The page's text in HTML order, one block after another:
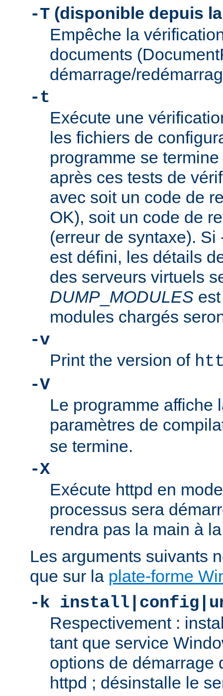
-T (disponible depuis
Empêche la
documents
démarrage/
-t
Exécute une
les fichiers de
programme se
après ces tests de
avec soit un code de
OK), soit un code de
(erreur de syntaxe).
est défini, les détails
des serveurs virtuels
DUMP MODULES
modules chargés
-v
Print the version of
-V
Le programme affiche
paramètres de
se termine.
-X
Exécute httpd en
processus sera
rendra pas la main à
Les arguments suivants
que sur la plate-forme
-k
Respectivement :
tant que service
options de démarrage
httpd ; désinstalle le